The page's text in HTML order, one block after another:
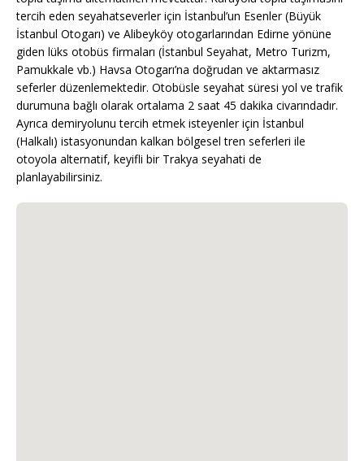
tercih eden seyahatseverler için İstanbul’un Esenler (Büyük
İstanbul Otogarı) ve Alibeyköy otogarlarından Edirne yönüne
giden lüks otobüs firmaları (İstanbul Seyahat, Metro Turizm,
Pamukkale vb.) Havsa Otogarı’na doğrudan ve aktarmasız
seferler düzenlemektedir. Otobüsle seyahat süresi yol ve trafik
durumuna bağlı olarak ortalama 2 saat 45 dakika civarındadır.
Ayrıca demiryolunu tercih etmek isteyenler için İstanbul
(Halkalı) istasyonundan kalkan bölgesel tren seferleri ile
otoyola alternatif, keyifli bir Trakya seyahati de
planlayabilirsiniz.